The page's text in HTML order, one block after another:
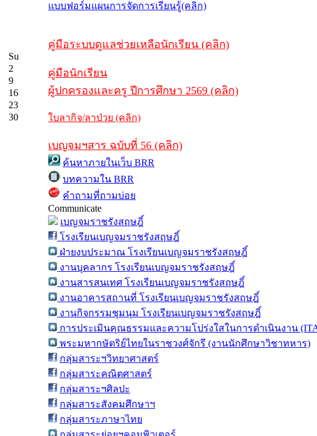
Su
2
9
16
23
30
แบบฟอร์มแผนการจัดการเรียนรู้(คลิก)
คู่มือระบบดูแลช่วยเหลือนักเรียน (คลิก)
คู่มือนักเรียน
ผู้ปกครองและครู ปีการศึกษา 2569 (คลิก)
ใบลากิจ/ลาป่วย (คลิก)
เบญจมฯสาร ฉบับที่ 56 (คลิก)
ค้นหาภายในเว็บ BRR
บทความใน BRR
คำถามที่ถามบ่อย
Communicate
เบญจมราชรังสฤษฎิ์
โรงเรียนเบญจมราชรังสฤษฎิ์
ฝ่ายงบประมาณ โรงเรียนเบญจมราชรังสฤษฎิ์
งานบุคลากร โรงเรียนเบญจมราชรังสฤษฎิ์
งานสารสนเทศ โรงเรียนเบญจมราชรังสฤษฎิ์
งานอาคารสถานที่ โรงเรียนเบญจมราชรังสฤษฎิ์
งานกิจกรรมชุมนุม โรงเรียนเบญจมราชรังสฤษฎิ์
การประเมินคุณธรรมและความโปร่งใสในการดำเนินงาน
พระมหากษัตริย์ไทยในราชวงศ์จักรี (งานนักศึกษาวิชาทหาร)
กลุ่มสาระฯวิทยาศาสตร์
กลุ่มสาระคณิตศาสตร์
กลุ่มสาระฯศิลปะ
กลุ่มสาระสังคมศึกษาฯ
กลุ่มสาระภาษาไทย